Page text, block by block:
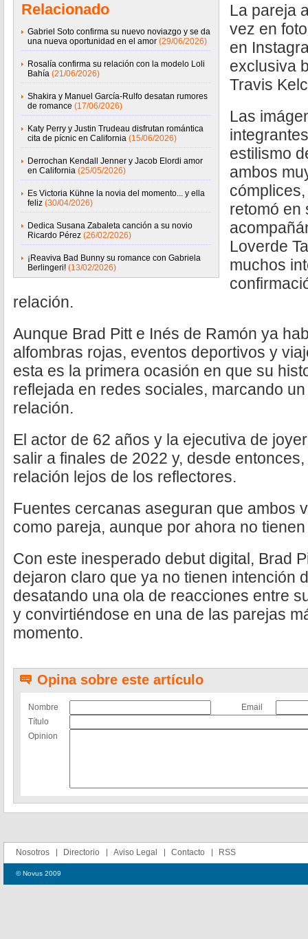
Relacionado
Gabriel Soto confirma su nuevo noviazgo y se da
una nueva oportunidad en el amor (29/06/2026)
Rosalía confirma su relación con la modelo Loli
Bahía (21/06/2026)
Shakira y Manuel García-Rulfo desatan rumores
de romance (17/06/2026)
Katy Perry y Justin Trudeau disfrutan romántica
cita de pícnic en California (15/06/2026)
Derrochan Kendall Jenner y Jacob Elordi amor
en California (25/05/2026)
Es Victoria Kühne la novia del momento... y ella
feliz (30/04/2026)
Dedica Susana Zabaleta canción a su novio
Ricardo Pérez (26/02/2026)
¡Reaviva Bad Bunny su romance con Gabriela
Berlingeri! (13/02/2026)
La pareja
vez en
en
exclusiva
Travis
Las
estilismo
ambos
retomó en
Loverde
muchos
relación.
Aunque Brad Pitt e Inés de Ramón ya
alfombras rojas, eventos deportivos y
esta es la primera ocasión en que su
reflejada en redes sociales, marcando
relación.
El actor de 62 años y la ejecutiva de
salir a finales de 2022 y, desde
relación lejos de los reflectores.
Fuentes cercanas aseguran que ambos
como pareja, aunque por ahora no
Con este inesperado debut digital, Brad
dejaron claro que ya no tienen intención
desatando una ola de reacciones entre
y convirtiéndose en una de las parejas
momento.
Opina sobre este artículo
Nombre
Email
Título
Opinion
Nosotros Directorio Aviso Legal Contacto RSS
© Novus 2009